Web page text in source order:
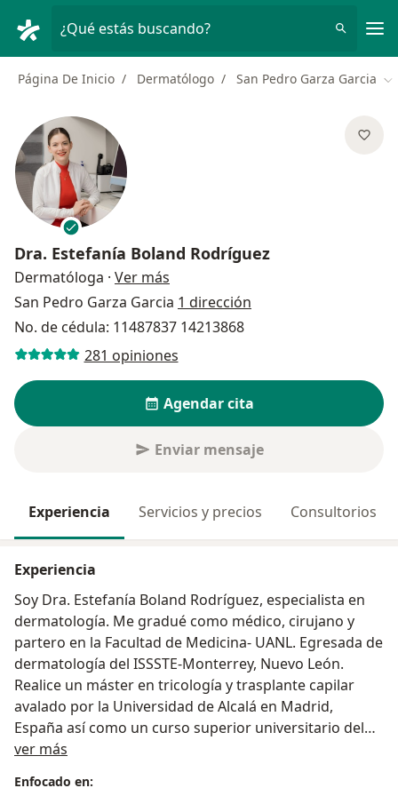
¿Qué estás buscando?
Página De Inicio Dermatólogo San Pedro Garza Garcia
Dra. Estefanía Boland Rodríguez
Dermatóloga · Ver más
San Pedro Garza Garcia 1 dirección
No. de cédula: 11487837 14213868
281 opiniones
Agendar cita
Enviar mensaje
Experiencia Servicios y precios Consultorios
Experiencia
Soy Dra. Estefanía Boland Rodríguez, especialista en
dermatología. Me gradué como médico, cirujano y
partero en la Facultad de Medicina- UANL. Egresada de
dermatología del ISSSTE-Monterrey, Nuevo León.
Realice un máster en tricología y trasplante capilar
avalado por la Universidad de Alcalá en Madrid,
España así como un curso superior universitario del
exposoma y la piel por la Universidad de Barcelona.
Ofrezco atención médica para adultos y niños de
ver más
Enfocado en: